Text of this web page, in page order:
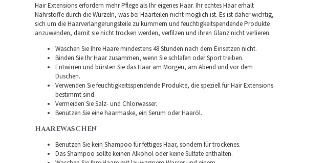
Hair Extensions erfordern mehr Pflege als Ihr eigenes Haar. Ihr echtes Haar erhält
Nährstoffe durch die Wurzeln, was bei Haarteilen nicht möglich ist. Es ist daher wichtig,
sich um die Haarverlängerungsteile zu kümmern und feuchtigkeitspendende Produkte
anzuwenden, damit sie nicht trocken werden, verfilzen und ihren Glanz nicht verlieren.
Waschen Sie Ihre Haare mindestens 48 Stunden nach dem Einsetzen nicht.
Binden Sie Ihr Haar zusammen, wenn Sie schlafen oder Sport treiben.
Entwirren und bürsten Sie das Haar am Morgen, am Abend und vor dem
Duschen.
Verwenden Sie feuchtigkeitsspendende Produkte, die speziell für Hair Extensions
bestimmt sind.
Vermeiden Sie Salz- und Chlorwasser.
Benutzen Sie eine haarmaske, ein Serum oder Haaröl.
HAAREWASCHEN
Benutzen Sie kein Shampoo für fettiges Haar, sondern für trockenes.
Das Shampoo sollte keinen Alkohol oder keine Sulfate enthalten.